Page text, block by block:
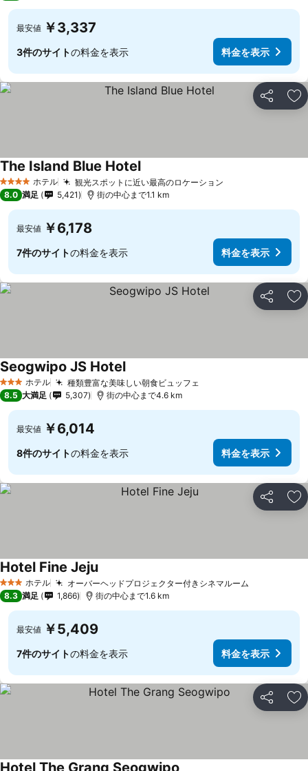
最安値 ￥3,337
3件のサイトの料金を表示 料金を表示
シェア お
4 ホテルのランク
ホテル 観光スポットに近い最高のロケーション
The Island Blue Hotel
8.0 満足 5,421 街の中心まで1.1 km
最安値 ￥6,178
7件のサイトの料金を表示 料金を表示
シェア お
3 ホテルのランク
ホテル 種類豊富な美味しい朝食ビュッフェ
Seogwipo JS Hotel
8.5 大満足 5,307 街の中心まで4.6 km
最安値 ￥6,014
8件のサイトの料金を表示 料金を表示
シェア お
3 ホテルのランク
ホテル オーバーヘッドプロジェクター付きシネマルーム
Hotel Fine Jeju
8.3 満足 1,866 街の中心まで1.6 km
最安値 ￥5,409
7件のサイトの料金を表示 料金を表示
シェア お
Hotel The Grang Seogwipo